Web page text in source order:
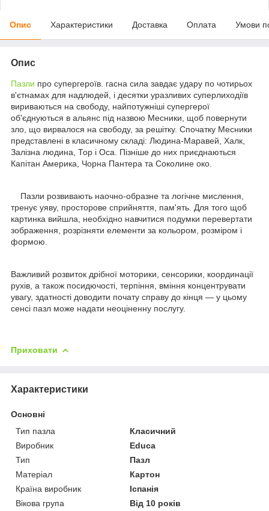
Опис Характеристики Доставка Оплата Умови
Опис
Пазли про супергероїв. гасна сила завдає удару по чотирьох
в'єтнамах для надлюдей, і десятки уразливих суперлиходіїв
вириваються на свободу, найпотужніші супергерої
об'єднуються в альянс під назвою Месники, щоб повернути
зло, що вирвалося на свободу, за решітку. Спочатку Месники
представлені в класичному складі: Людина-Маравей, Халк,
Залізна людина, Тор і Оса. Пізніше до них приєднаються
Капітан Америка, Чорна Пантера та Соколине око.
Пазли розвивають наочно-образне та логічне мислення,
тренує уяву, просторове сприйняття, пам'ять. Для того щоб
картинка вийшла, необхідно навчитися подумки перевертати
зображення, розрізняти елементи за кольором, розміром і
формою.
Важливий розвиток дрібної моторики, сенсорики, координації
рухів, а також посидючості, терпіння, вміння концентрувати
увагу, здатності доводити почату справу до кінця — у цьому
сенсі пазл може надати неоціненну послугу.
Приховати
Характеристики
Основні
Тип пазла
Класичний
Виробник
Educa
Тип
Пазл
Матеріал
Картон
Країна виробник
Іспанія
Вікова група
Від 10 років